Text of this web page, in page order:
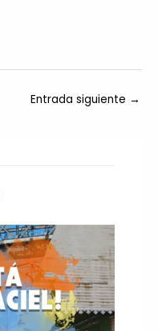
Entrada siguiente →